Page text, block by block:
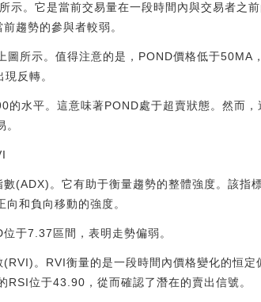
。它是當前交易量在一段時間內與交易者之
趨勢的參與者較弱。
所示。值得注意的是，POND價格低于50MA
反轉。
水平。這意味著POND處于超賣狀態。然而
(ADX)。它有助于衡量趨勢的整體強度。該指
和負向移動的強度。
于7.37區間，表明走勢偏弱。
。RVI衡量的是一段時間內價格變化的恒定
位于43.90，從而確認了潛在的賣出信號。